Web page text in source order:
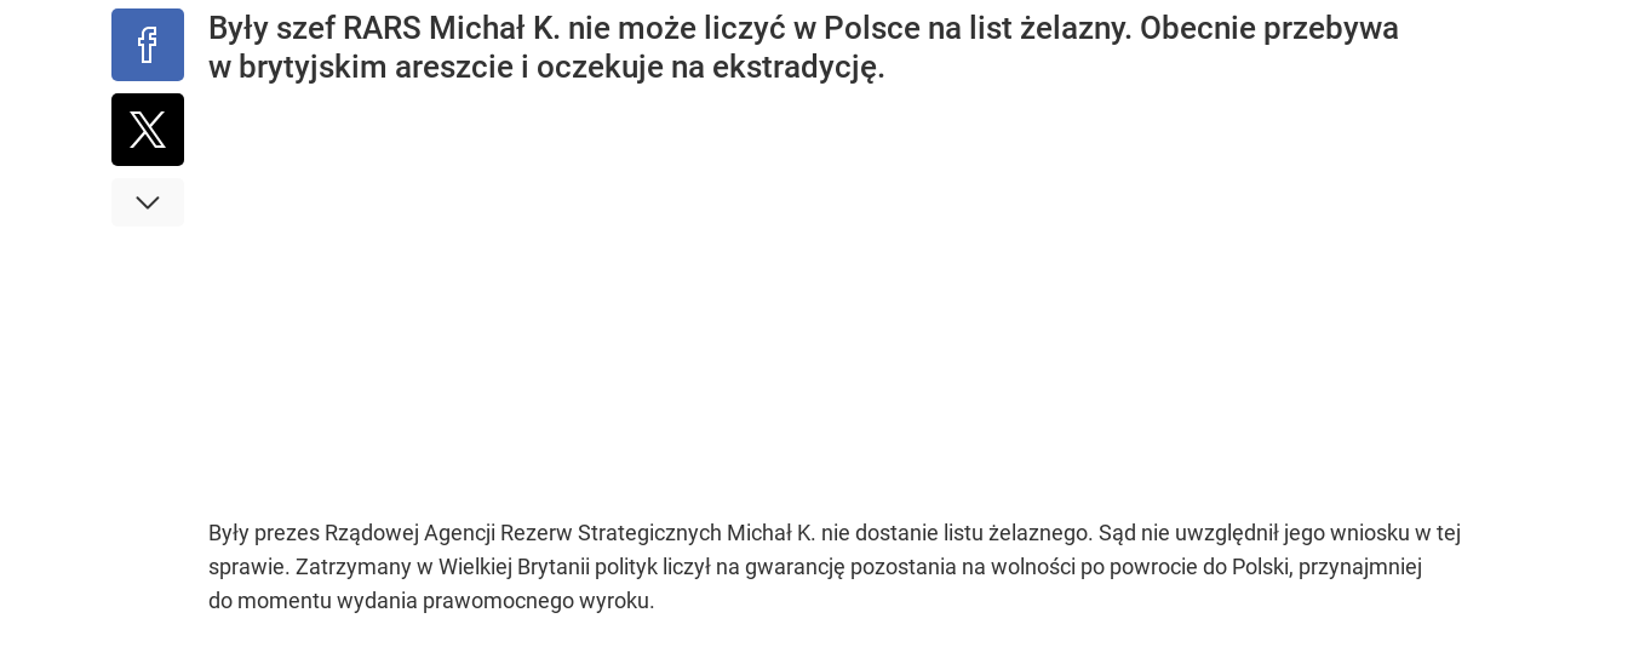
Były szef RARS Michał K. nie może liczyć w Polsce na list żelazny. Obecnie przebywa
w brytyjskim areszcie i oczekuje na ekstradycję.
Były prezes Rządowej Agencji Rezerw Strategicznych Michał K. nie dostanie listu żelaznego. Sąd nie uwzględnił jego wniosku w tej
sprawie. Zatrzymany w Wielkiej Brytanii polityk liczył na gwarancję pozostania na wolności po powrocie do Polski, przynajmniej
do momentu wydania prawomocnego wyroku.